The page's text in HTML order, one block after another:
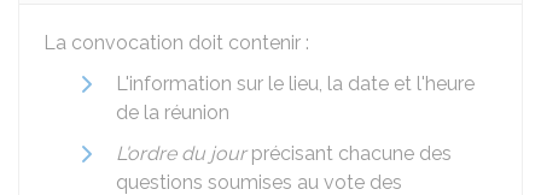
La convocation doit contenir :
L'information sur le lieu, la date et l'heure
de la réunion
L'ordre du jourprécisant chacune des
questions soumises au vote des